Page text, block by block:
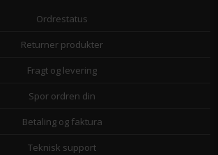
Ordrestatus
Returner produkter
Fragt og levering
Spor ordren din
Betaling og faktura
Teknisk support